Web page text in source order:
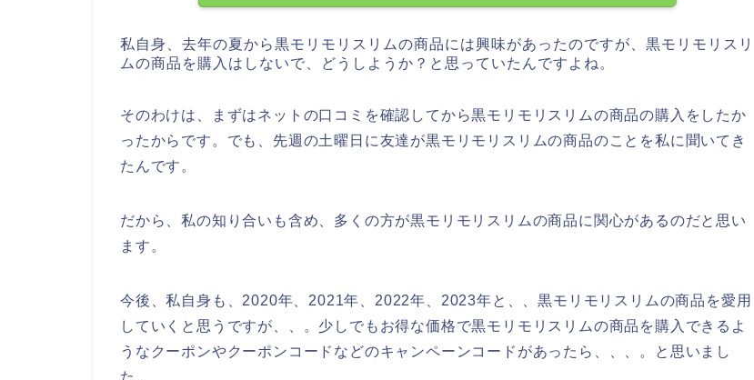
私自身、去年の夏から黒モリモリスリムの商品には興味があったのですが、黒モリモリスリ
ムの商品を購入はしないで、どうしようか？と思っていたんですよね。
そのわけは、まずはネットの口コミを確認してから黒モリモリスリムの商品の購入をしたか
ったからです。でも、先週の土曜日に友達が黒モリモリスリムの商品のことを私に聞いてき
たんです。
だから、私の知り合いも含め、多くの方が黒モリモリスリムの商品に関心があるのだと思い
ます。
今後、私自身も、2020年、2021年、2022年、2023年と、、黒モリモリスリムの商品を愛用
していくと思うですが、、。少しでもお得な価格で黒モリモリスリムの商品を購入できるよ
うなクーポンやクーポンコードなどのキャンペーンコードがあったら、、、。と思いまし
た。